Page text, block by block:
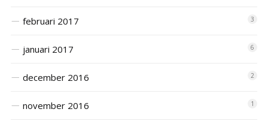
februari 2017 3
januari 2017 6
december 2016 2
november 2016 1